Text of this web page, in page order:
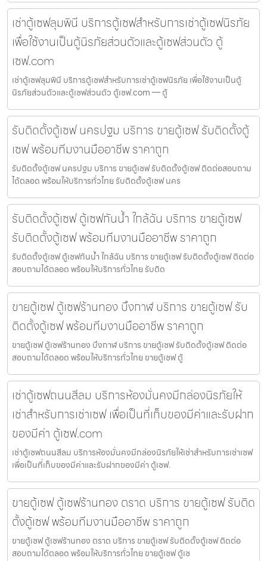
เช่าตู้เซฟลุมพินี บริการตู้เซฟสำหรับการเช่าตู้เซฟนิรภัย
เพื่อใช้งานเป็นตู้นิรภัยส่วนตัวและตู้เซฟส่วนตัว ตู้
เซฟ.com
เช่าตู้เซฟลุมพินี บริการตู้เซฟสำหรับการเช่าตู้เซฟนิรภัย เพื่อใช้งานเป็นตู้
นิรภัยส่วนตัวและตู้เซฟส่วนตัว ตู้เซฟ.com — ตู้
รับติดตั้งตู้เซฟ นครปฐม บริการ ขายตู้เซฟ รับติดตั้งตู้
เซฟ พร้อมทีมงานมืออาชีพ ราคาถูก
รับติดตั้งตู้เซฟ นครปฐม บริการ ขายตู้เซฟ รับติดตั้งตู้เซฟ ติดต่อสอบถาม
ได้ตลอด พร้อมให้บริการทั่วไทย รับติดตั้งตู้เซฟ นคร
รับติดตั้งตู้เซฟ ตู้เซฟกันน้ำ ใกล้ฉัน บริการ ขายตู้เซฟ
รับติดตั้งตู้เซฟ พร้อมทีมงานมืออาชีพ ราคาถูก
รับติดตั้งตู้เซฟ ตู้เซฟกันน้ำ ใกล้ฉัน บริการ ขายตู้เซฟ รับติดตั้งตู้เซฟ ติดต่อ
สอบถามได้ตลอด พร้อมให้บริการทั่วไทย รับติด
ขายตู้เซฟ ตู้เซฟร้านทอง บึงกาฬ บริการ ขายตู้เซฟ รับ
ติดตั้งตู้เซฟ พร้อมทีมงานมืออาชีพ ราคาถูก
ขายตู้เซฟ ตู้เซฟร้านทอง บึงกาฬ บริการ ขายตู้เซฟ รับติดตั้งตู้เซฟ ติดต่อ
สอบถามได้ตลอด พร้อมให้บริการทั่วไทย ขายตู้เซฟ ตู้
เช่าตู้เซฟถนนสีลม บริการห้องมั่นคงมีกล่องนิรภัยให้
เช่าสำหรับการเช่าเซฟ เพื่อเป็นที่เก็บของมีค่าและรับฝาก
ของมีค่า ตู้เซฟ.com
เช่าตู้เซฟถนนสีลม บริการห้องมั่นคงมีกล่องนิรภัยให้เช่าสำหรับการเช่าเซฟ
เพื่อเป็นที่เก็บของมีค่าและรับฝากของมีค่า ตู้เซฟ.
ขายตู้เซฟ ตู้เซฟร้านทอง ตราด บริการ ขายตู้เซฟ รับติด
ตั้งตู้เซฟ พร้อมทีมงานมืออาชีพ ราคาถูก
ขายตู้เซฟ ตู้เซฟร้านทอง ตราด บริการ ขายตู้เซฟ รับติดตั้งตู้เซฟ ติดต่อ
สอบถามได้ตลอด พร้อมให้บริการทั่วไทย ขายตู้เซฟ ตู้เซ